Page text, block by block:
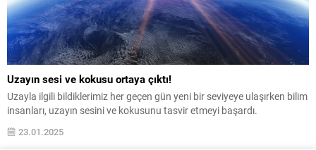
Uzayın sesi ve kokusu ortaya çıktı!
Uzayla ilgili bildiklerimiz her geçen gün yeni bir seviyeye ulaşırken bilim
insanları, uzayın sesini ve kokusunu tasvir etmeyi başardı.
23.01.2025